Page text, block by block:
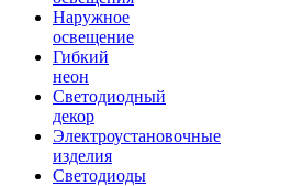
Наружное
освещение
Гибкий
неон
Светодиодный
декор
Электроустановочные
изделия
Светодиоды